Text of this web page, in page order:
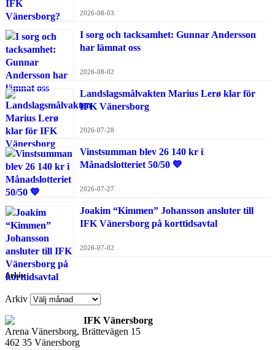
2026-08-03
I sorg och tacksamhet: Gunnar Andersson
har lämnat oss
2026-08-02
Landslagsmålvakten Marius Lerø klar för
IFK Vänersborg
2026-07-28
Vinstsumman blev 26 140 kr i
Månadslotteriet 50/50 💙
2026-07-27
Joakim “Kimmen” Johansson ansluter till
IFK Vänersborg på korttidsavtal
2026-07-02
Arkiv
Arkiv
IFK Vänersborg
Arena Vänersborg, Brättevägen 15
462 35 Vänersborg